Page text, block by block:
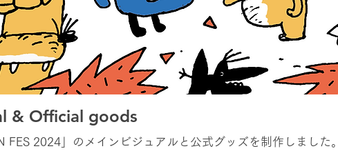
& Official goods
2024」のメインビジュアルと公式グッズを制作しました。